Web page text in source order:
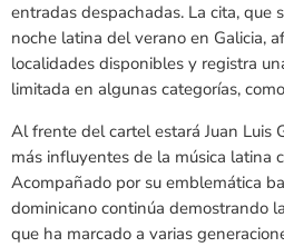
entradas despachadas. La cita, que
noche latina del verano en Galicia,
localidades disponibles y registra
limitada en algunas categorías,
Al frente del cartel estará Juan Luis
más influyentes de la música latina
Acompañado por su emblemática
dominicano continúa demostrando
que ha marcado a varias